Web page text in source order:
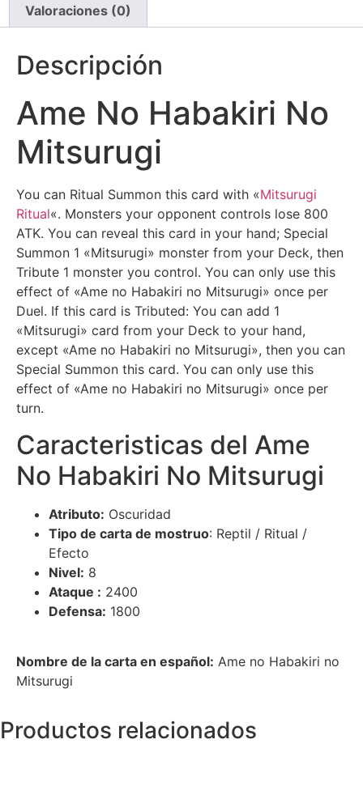
Valoraciones (0)
Descripción
Ame No Habakiri No
Mitsurugi
You can Ritual Summon this card with «Mitsurugi
Ritual«. Monsters your opponent controls lose 800
ATK. You can reveal this card in your hand; Special
Summon 1 «Mitsurugi» monster from your Deck, then
Tribute 1 monster you control. You can only use this
effect of «Ame no Habakiri no Mitsurugi» once per
Duel. If this card is Tributed: You can add 1
«Mitsurugi» card from your Deck to your hand,
except «Ame no Habakiri no Mitsurugi», then you can
Special Summon this card. You can only use this
effect of «Ame no Habakiri no Mitsurugi» once per
turn.
Caracteristicas del Ame
No Habakiri No Mitsurugi
Atributo: Oscuridad
Tipo de carta de mostruo: Reptil / Ritual /
Efecto
Nivel: 8
Ataque : 2400
Defensa: 1800
Nombre de la carta en español: Ame no Habakiri no
Mitsurugi
Productos relacionados